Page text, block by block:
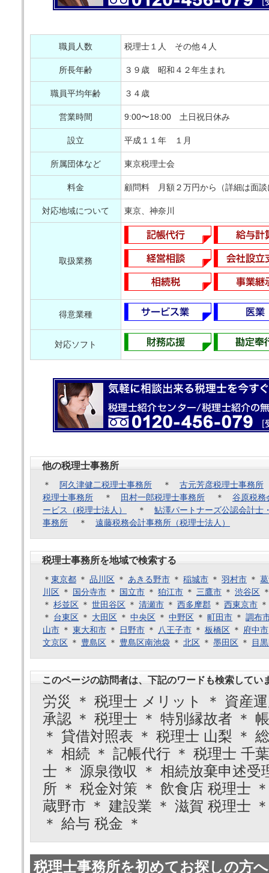
職員人数 税理士１人 その他４人
所長年齢 ３９歳 昭和４２年生まれ
職員平均年齢 ３４歳
営業時間 9:00〜18:00 土日祝日休み
設立 平成１１年 １月
所属団体など 東京税理士会
料金 顧問料 月額２万円から（詳細は面談
対応地域について 東京、神奈川
取扱業務
得意業種
対応ソフト
他の税理士事務所
＊ 阿久津健二税理士事務所 ＊ 古元芳彦税理士事務所
税理士事務所 ＊ 田村一郎税理士事務所 ＊ 谷原税務
ービス（税理士法人）
＊ 鮎澤パートナーズ公認会計士
事務所 ＊ 遠藤税務会計事務所（税理士法人）
税理士事務所を地域で検索する
＊ 東京都 ＊ 品川区 ＊ あきる野市 ＊ 稲城市 ＊ 羽村市 ＊
川区 ＊ 国分寺市 ＊ 国立市 ＊ 狛江市 ＊ 三鷹市 ＊ 渋谷区
＊ 杉並区 ＊ 世田谷区 ＊ 清瀬市 ＊ 西多摩郡 ＊ 西東京市
＊ 台東区 ＊ 大田区 ＊ 中央区 ＊ 中野区 ＊ 町田市 ＊ 調布
山市 ＊ 東大和市 ＊ 日野市 ＊ 八王子市 ＊ 板橋区 ＊ 府中市
文京区 ＊ 豊島区 ＊ 豊島区南池袋 ＊ 北区 ＊ 墨田区 ＊ 目
このページの訪問者は、下記のワードも検索してい
労災 ＊ 税理士 メリット ＊ 資産
承認 ＊ 税理士 ＊ 特別縁故者 ＊
＊ 貸借対照表 ＊ 税理士 山梨 ＊
＊ 相続 ＊ 記帳代行 ＊ 税理士 千
士 ＊ 源泉徴収 ＊ 相続放棄申述受
所 ＊ 税金対策 ＊ 飲食店 税理士
蔵野市 ＊ 建設業 ＊ 滋賀 税理士
＊ 給与 税金 ＊
税理士事務所を初めてお探しの方へ